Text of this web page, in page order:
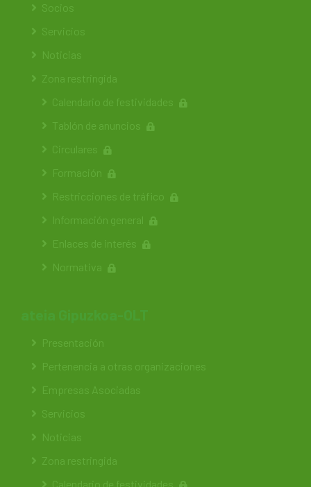
Socios
Servicios
Noticias
Zona restringida
Calendario de festividades
Tablón de anuncios
Circulares
Formación
Restricciones de tráfico
Información general
Enlaces de interés
Normativa
Presentación
Pertenencia a otras organizaciones
Empresas Asociadas
Servicios
Noticias
Zona restringida
Calendario de festividades